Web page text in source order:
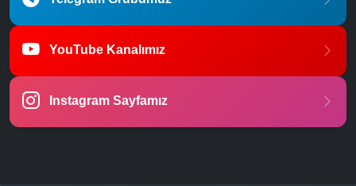
YouTube Kanalımız
Instagram Sayfamız